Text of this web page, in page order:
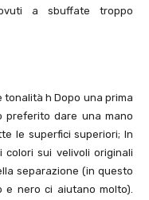
a sbuffate troppo
h Dopo una prima
preferito dare una mano
le superfici superiori; In
sui velivoli originali
separazione (in questo
e nero ci aiutano molto).